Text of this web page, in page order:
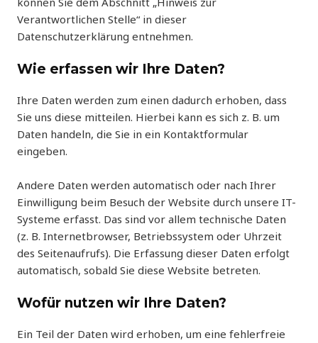
Verantwortlichen Stelle“ in dieser
Datenschutzerklärung entnehmen.
Wie erfassen wir Ihre Daten?
Ihre Daten werden zum einen dadurch erhoben, dass
Sie uns diese mitteilen. Hierbei kann es sich z. B. um
Daten handeln, die Sie in ein Kontaktformular
eingeben.
Andere Daten werden automatisch oder nach Ihrer
Einwilligung beim Besuch der Website durch unsere IT-
Systeme erfasst. Das sind vor allem technische Daten
(z. B. Internetbrowser, Betriebssystem oder Uhrzeit
des Seitenaufrufs). Die Erfassung dieser Daten erfolgt
automatisch, sobald Sie diese Website betreten.
Wofür nutzen wir Ihre Daten?
Ein Teil der Daten wird erhoben, um eine fehlerfreie